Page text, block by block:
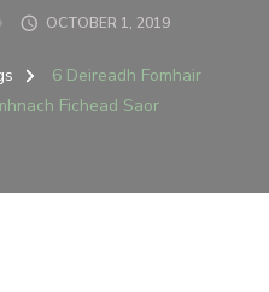
OCTOBER 1, 2019
6 Deireadh Fomhair
Fichead Saor